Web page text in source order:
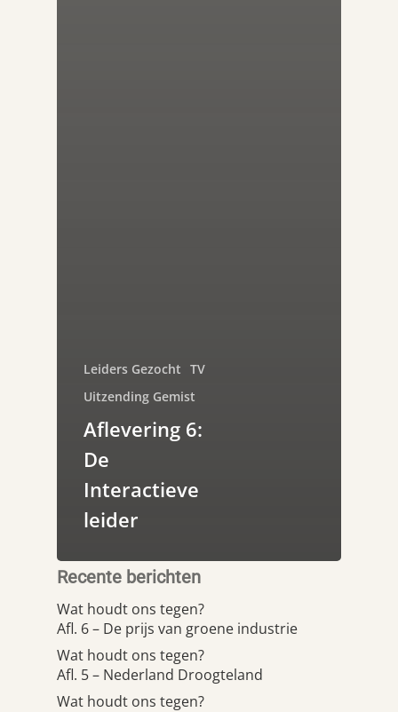
Leiders Gezocht TV
Uitzending Gemist
Aflevering 6:
De
Interactieve
leider
Recente berichten
Wat houdt ons tegen?
Afl. 6 – De prijs van groene industrie
Wat houdt ons tegen?
Afl. 5 – Nederland Droogteland
Wat houdt ons tegen?